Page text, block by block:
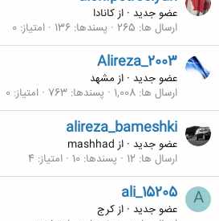
عضو جدید · ازکانادا
ارسال ها 265 پسندها 136 امتیاز 0
Alireza_2003
عضو جدید · از مشهد
ارسال ها 1,008 پسندها 763 امتیاز 0
alireza_bameshki
عضو جدید · از mashhad
ارسال ها 12 پسندها 10 امتیاز 4
A
ali_15205
عضو جدید · ازکرج